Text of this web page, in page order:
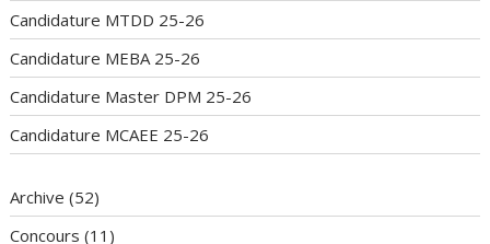
Candidature MTDD 25-26
Candidature MEBA 25-26
Candidature Master DPM 25-26
Candidature MCAEE 25-26
Archive (52)
Concours (11)